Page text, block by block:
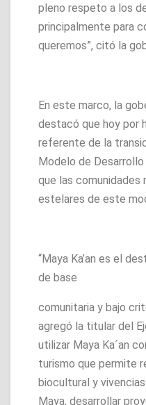
pleno respeto a los
principalmente para
queremos”, citó la
En este marco, la
destacó que hoy por
referente de la
Modelo de
que las comunidades
estelares de este
“Maya Ka’an es el
de base
comunitaria y bajo
agregó la titular del
utilizar Maya Ka´an
turismo que permite
biocultural y
Maya, desarrollar